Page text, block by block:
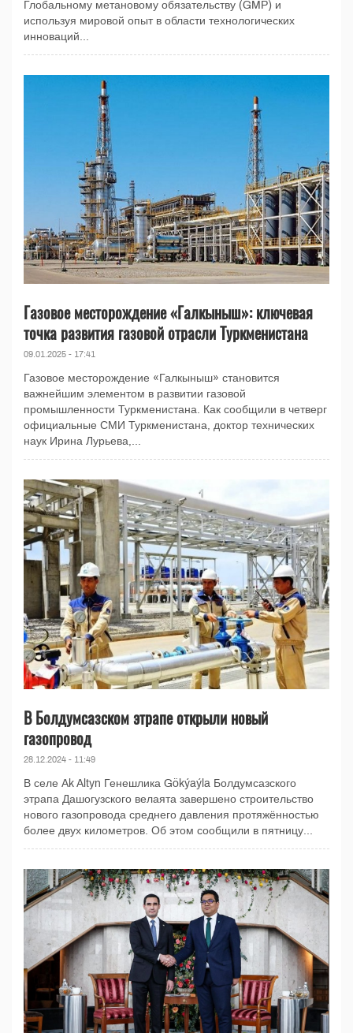
Глобальному метановому обязательству (GMP) и
используя мировой опыт в области технологических
инноваций...
Газовое месторождение «Галкыныш»: ключевая
точка развития газовой отрасли Туркменистана
09.01.2025 - 17:41
Газовое месторождение «Галкыныш» становится
важнейшим элементом в развитии газовой
промышленности Туркменистана. Как сообщили в четверг
официальные СМИ Туркменистана, доктор технических
наук Ирина Лурьева,...
В Болдумсазском этрапе открыли новый
газопровод
28.12.2024 - 11:49
В селе Ak Altyn Генешлика Gökýaýla Болдумсазского
этрапа Дашогузского велаята завершено строительство
нового газопровода среднего давления протяжённостью
более двух километров. Об этом сообщили в пятницу...